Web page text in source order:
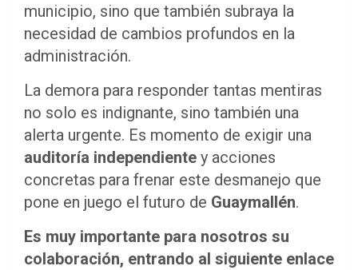
municipio, sino que también subraya la
necesidad de cambios profundos en la
administración.
La demora para responder tantas mentiras
no solo es indignante, sino también una
alerta urgente. Es momento de exigir una
auditoría independiente y acciones
concretas para frenar este desmanejo que
pone en juego el futuro de Guaymallén.
Es muy importante para nosotros su
colaboración, entrando al siguiente enlace